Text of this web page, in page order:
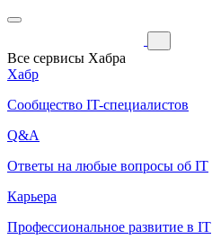
Все сервисы Хабра
Хабр
Сообщество IT-специалистов
Q&A
Ответы на любые вопросы об IT
Карьера
Профессиональное развитие в IT